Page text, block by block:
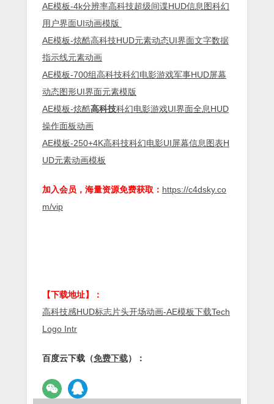
AE模板-4k分辨率高科技超级间谍HUD信息图科幻
用户界面UI动画模版
AE模板-炫酷高科技HUD元素动态UI界面文字数据
指示线元素动画
AE模板-700组高科技科幻电影游戏军事HUD屏幕
动态图形UI界面元素模版
AE模板-炫酷高科技科幻电影游戏UI界面全息HUD
操作面板动画
AE模板-250+4K高科技科幻电影UI屏幕信息图表H
UD元素动画模板
加入会员，海量资源免费获取： https://c4dsky.co
m/vip
【下载地址】：
高科技感HUD标志片头开场动画-AE模板下载Tech
Logo Intr
百度云下载（免费下载）：